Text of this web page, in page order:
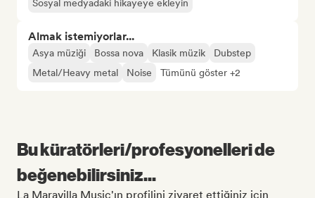
Sosyal medyadaki hikayeye ekleyin
Almak istemiyorlar...
Asya müziği Bossa nova Klasik müzik
Dubstep
Metal/Heavy metal
Noise Tümünü göster +2
Bu küratörleri/profesyonelleri de
beğenebilirsiniz...
La Maravilla Music'ın profilini ziyaret ettiğiniz için